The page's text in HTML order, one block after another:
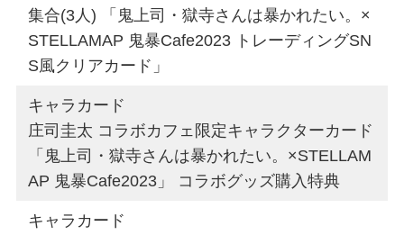
集合(3人) 「鬼上司・獄寺さんは暴かれたい。×
STELLAMAP 鬼暴Cafe2023 トレーディングSN
S風クリアカード」
キャラカード
庄司圭太 コラボカフェ限定キャラクターカード
「鬼上司・獄寺さんは暴かれたい。×STELLAM
AP 鬼暴Cafe2023」 コラボグッズ購入特典
キャラカード